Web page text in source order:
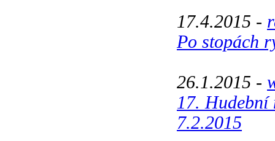
17.4.2015 -
Po stopách
26.1.2015 -
17. Hudební
7.2.2015